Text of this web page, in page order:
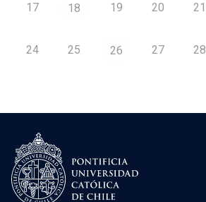
17 18 19 20 21
24 25 26 27 28